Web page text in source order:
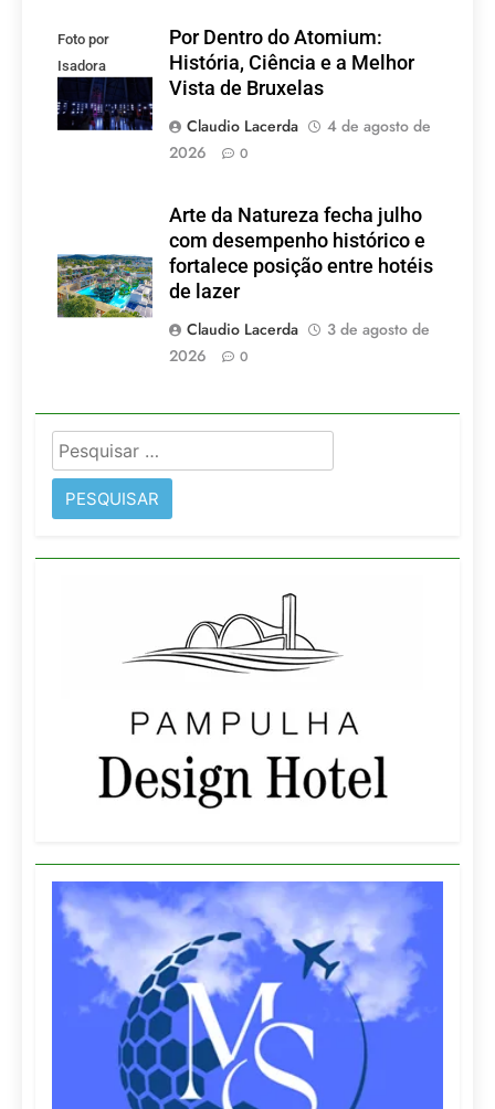
Foto por
Isadora
Lacerda
Por Dentro do Atomium:
História, Ciência e a Melhor
Vista de Bruxelas
Claudio Lacerda
4 de agosto de
2026
0
Arte da Natureza fecha julho
com desempenho histórico e
fortalece posição entre hotéis
de lazer
Claudio Lacerda
3 de agosto de
2026
0
Pesquisar
por: